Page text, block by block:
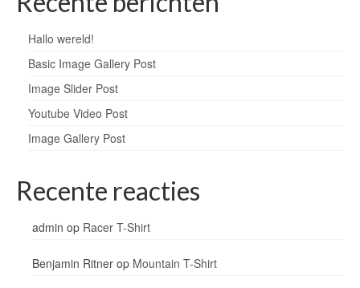
WordPress Gallery
Blog
Image Slider Post
Image Gallery Post
Shop
Hallo wereld!
Basic Image Gallery Post
Image Slider Post
Youtube Video Post
Image Gallery Post
Recente reacties
admin op Racer T-Shirt
Benjamin Ritner op Mountain T-Shirt